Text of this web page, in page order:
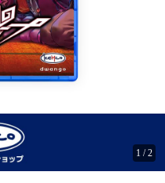
1 /2